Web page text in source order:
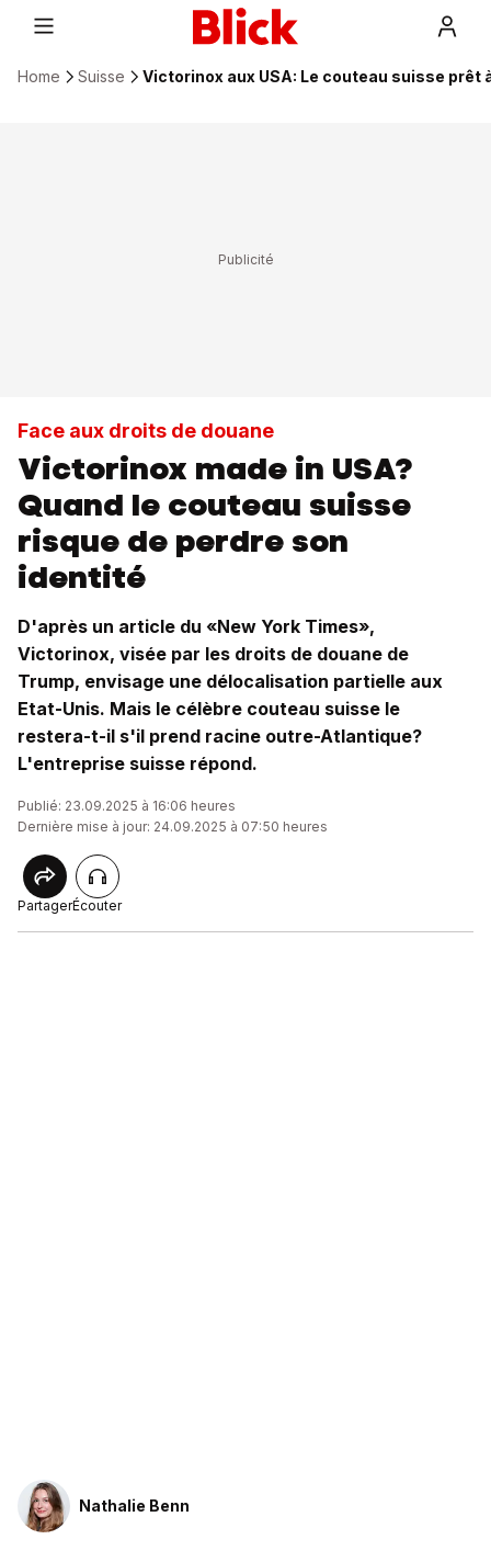
Home Suisse Victorinox aux USA: Le couteau suisse prêt
Face aux droits de douane
Victorinox made in USA?
Quand le couteau suisse
risque de perdre son
identité
D'après un article du «New York Times»,
Victorinox, visée par les droits de douane de
Trump, envisage une délocalisation partielle aux
Etat-Unis. Mais le célèbre couteau suisse le
restera-t-il s'il prend racine outre-Atlantique?
L'entreprise suisse répond.
Publié: 23.09.2025 à 16:06 heures
Dernière mise à jour: 24.09.2025 à 07:50 heures
PartagerÉcouter
Nathalie Benn